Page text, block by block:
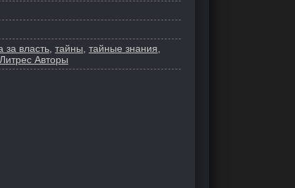
за власть тайны тайные знания
Литрес Авторы